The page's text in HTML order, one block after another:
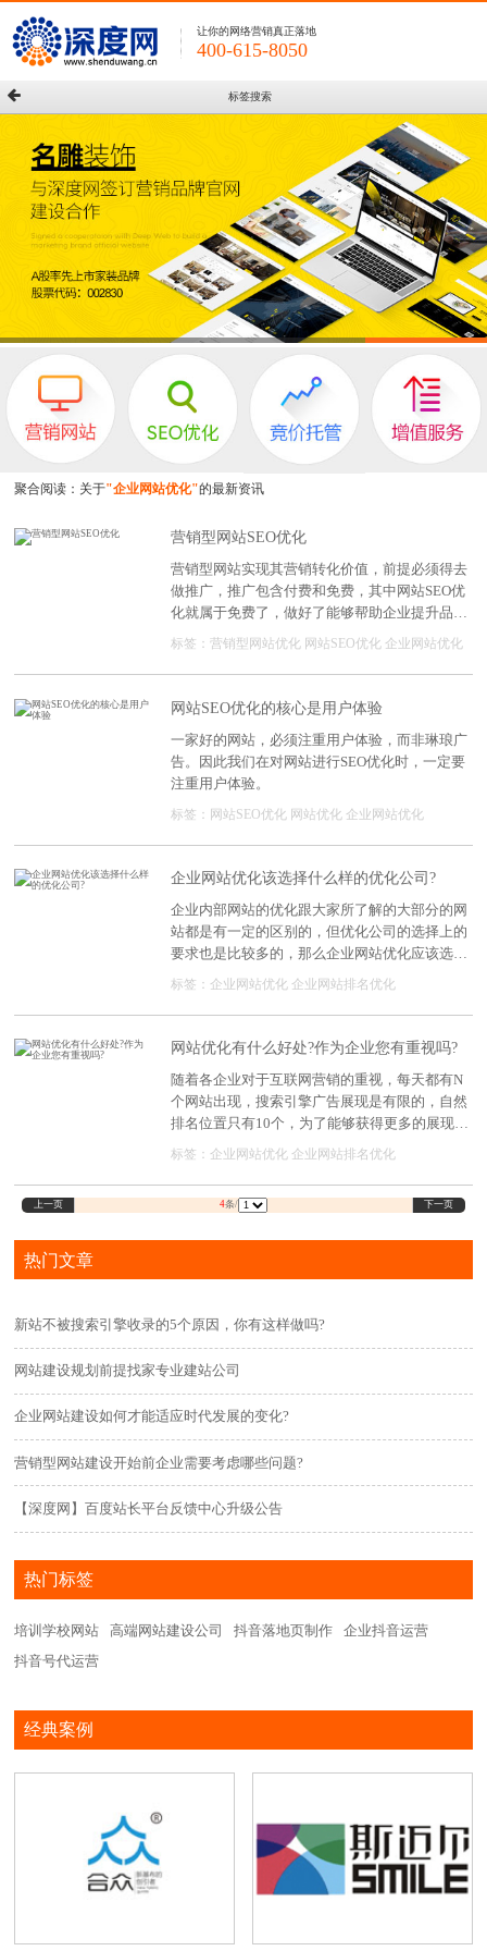
让你的网络营销真正落地
400-615-8050
标签搜索
聚合阅读：关于"企业网站优化"的最新资讯
营销型网站SEO优化
营销型网站实现其营销转化价值，前提必须得去
做推广，推广包含付费和免费，其中网站SEO优
化就属于免费了，做好了能够帮助企业提升品
牌、节省成本、获取客户。很多企业想多网站
术，下面深度网就给大家详细介绍下：营销型网
站SEO优化怎么做?
标签： 营销型网站优化 网站SEO优化 企业网站优化
网站SEO优化的核心是用户体验
一家好的网站，必须注重用户体验，而非琳琅广
告。因此我们在对网站进行SEO优化时，一定要
注重用户体验。
标签： 网站SEO优化 网站优化 企业网站优化
企业网站优化该选择什么样的优化公司?
企业内部网站的优化跟大家所了解的大部分的网
站都是有一定的区别的，但优化公司的选择上的
要求也是比较多的，那么企业网站优化应该选择
什么样的公司呢?一起来了解一下吧。
标签： 企业网站优化 企业网站排名优化
网站优化有什么好处?作为企业您有重视吗?
随着各企业对于互联网营销的重视，每天都有N
个网站出现，搜索引擎广告展现是有限的，自然
排名位置只有10个，为了能够获得更多的展现机
会，网站优化成为做好网站运营的必要工作
标签： 企业网站优化 企业网站排名优化
上一页 4条/ 下一页
热门文章
新站不被搜索引擎收录的5个原因，你有这样做吗?
网站建设规划前提找家专业建站公司
企业网站建设如何才能适应时代发展的变化?
营销型网站建设开始前企业需要考虑哪些问题?
【深度网】百度站长平台反馈中心升级公告
热门标签
培训学校网站 高端网站建设公司 抖音落地页制作
企业抖音运营
抖音号代运营
经典案例